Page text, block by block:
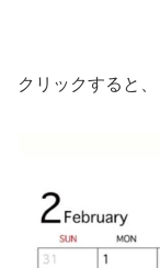
クリックすると、